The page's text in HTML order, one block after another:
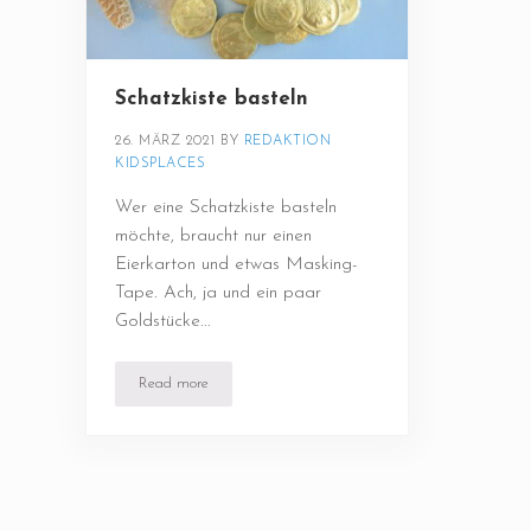
Schatzkiste basteln
26. MÄRZ 2021 BY REDAKTION
KIDSPLACES
Wer eine Schatzkiste basteln
möchte, braucht nur einen
Eierkarton und etwas Masking-
Tape. Ach, ja und ein paar
Goldstücke...
Read moreSchatzkiste basteln